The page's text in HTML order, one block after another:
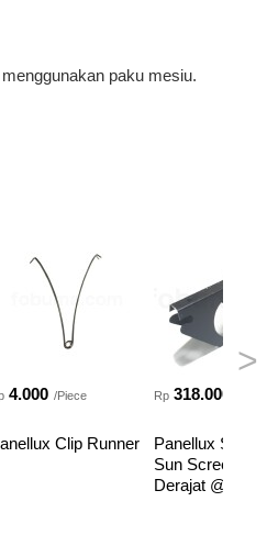
paku mesiu.
>
4.000 /Piece
Clip Runner
Rp 318.000
Panellux
Sun Screen
Derajat @3